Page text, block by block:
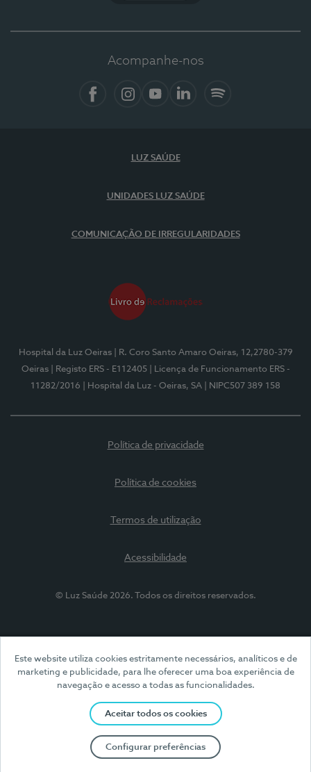
Este website utiliza cookies estritamente necessários, analíticos e de
marketing e publicidade, para lhe oferecer uma boa experiência de
navegação e acesso a todas as funcionalidades.
Aceitar todos os cookies
Configurar preferências
Acompanhe-nos
LUZ SAÚDE
UNIDADES LUZ SAÚDE
COMUNICAÇÃO DE IRREGULARIDADES
Hospital da Luz Oeiras
| R. Coro Santo Amaro Oeiras, 12,2780-379
Oeiras
| Registo ERS - E112405
| Licença de Funcionamento ERS -
11282/2016
| Hospital da Luz - Oeiras, SA | NIPC507 389 158
Política de privacidade
Política de cookies
Termos de utilização
Acessibilidade
© Luz Saúde 2026. Todos os direitos reservados.